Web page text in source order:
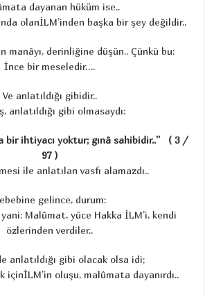
dayanan hüküm ise..
olanİLM’inden başka bir şey değildir..
manâyı, derinliğine düşün.. Çünkü bu:
İnce bir meseledir….
Ve anlatıldığı gibidir..
anlatıldığı gibi olmasaydı:
bir ihtiyacı yoktur; gınâ sahibidir..” ( 3 /
97 )
ile anlatılan vasfı alamazdı..
gelince, durum:
Malûmat, yüce Hakka İLM’i, kendi
özlerinden verdiler..
anlatıldığı gibi olacak olsa idi;
içinİLM’in oluşu, malûmata dayanırdı..